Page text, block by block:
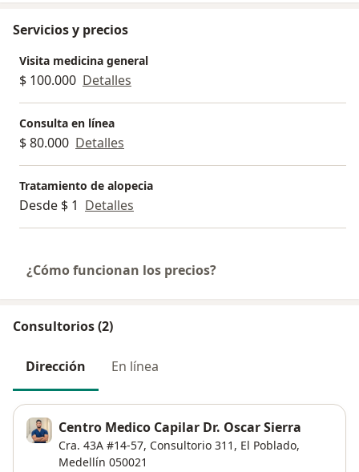
Servicios y precios
Visita medicina general
$ 100.000 Detalles
Consulta en línea
$ 80.000 Detalles
Tratamiento de alopecia
Desde $ 1 Detalles
¿Cómo funcionan los precios?
Consultorios (2)
Dirección En línea
Centro Medico Capilar Dr. Oscar Sierra
Cra. 43A #14-57, Consultorio 311, El Poblado,
Medellín 050021